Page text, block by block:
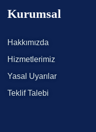
Kurumsal
Hakkımızda
Hizmetlerimiz
Yasal Uyarılar
Teklif Talebi